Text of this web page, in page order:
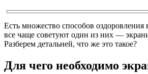
Есть множество способов
все чаще советуют один из них —
Разберем детальней, что же это такое?
Для чего необходимо